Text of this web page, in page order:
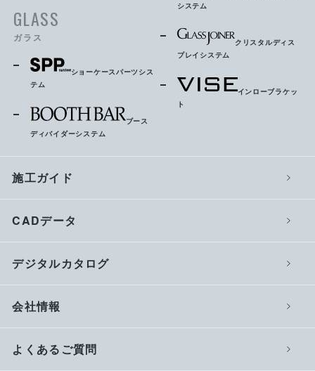
GLASS
ガラス
ショーケースパーツシス
テム
ブース
ディバイダーシステム
システム
クリスタルディス
プレイシステム
インローブラケッ
ト
施工ガイド
CADデータ
デジタルカタログ
会社情報
よくあるご質問